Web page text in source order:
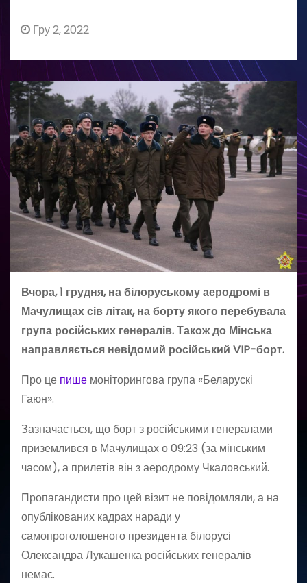
Гру 2, 2022
Вчора, 1 грудня, на білоруському аеродромі в
Мачулищах сів літак, на борту якого перебувала
група російських генералів. Також до Мінська
направляється невідомий російський VIP-борт.
Про це пише моніторингова група «Беларускі
Гаюн».
Зазначається, що борт з російськими генералами
приземлився в Мачулищах о 09:23 (за мінським
часом), а прилетів він з аеродрому Чкаловський.
Пропагандисти про цей візит не повідомляли, а на
опублікованих кадрах наради у
самопроголошеного президента білорусі
Олександра Лукашенка російських генералів
немає.